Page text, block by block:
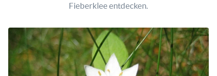
Fieberklee entdecken.